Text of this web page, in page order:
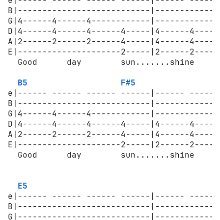
B|---------------------------
G|4------4------4------------
D|4------4------4------4-----|4------
A|2------2------2------4-----|4------
E|---------------------2-----|2------
Good      day
B5
F#5
e|------ ------ ------ ------|------
B|---------------------------
G|4------4------4------------
D|4------4------4------4-----|4------
A|2------2------2------4-----|4------
E|---------------------2-----|2------
  Good      day        sun.......shine
E5
e|------ ------ ------ ------|------
B|---------------------------
G|---------------------------